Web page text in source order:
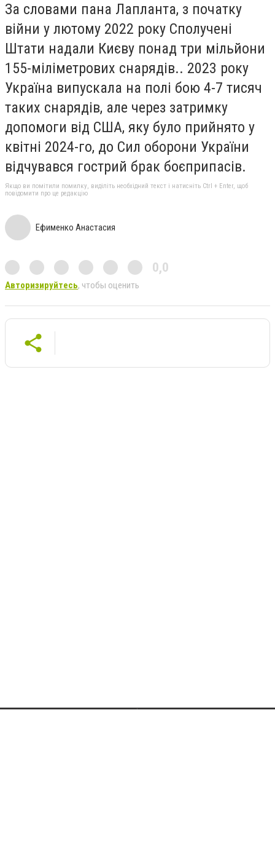
За словами пана Лапланта, з початку
війни у лютому 2022 року Сполучені
Штати надали Києву понад три мільйони
155-міліметрових снарядів.. 2023 року
Україна випускала на полі бою 4-7 тисяч
таких снарядів, але через затримку
допомоги від США, яку було прийнято у
квітні 2024-го, до Сил оборони України
відчувався гострий брак боєприпасів.
Якщо ви помітили помилку, виділіть необхідний текст і натисніть Ctrl + Enter, щоб
повідомити про це редакцію
Ефименко Анастасия
0,0
Авторизируйтесь, чтобы оценить